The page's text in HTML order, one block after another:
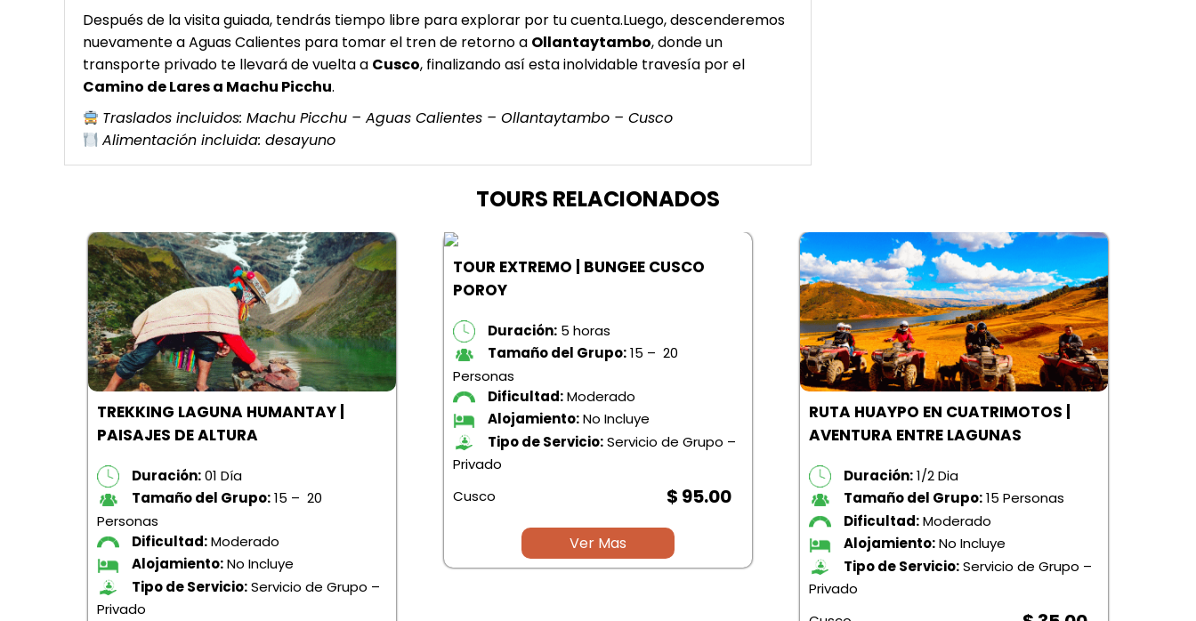
Después de la visita guiada, tendrás tiempo libre para explorar por tu cuenta.Luego, descenderemos
nuevamente a Aguas Calientes para tomar el tren de retorno a Ollantaytambo, donde un
transporte privado te llevará de vuelta a Cusco, finalizando así esta inolvidable travesía por el
Camino de Lares a Machu Picchu.
Traslados incluidos: Machu Picchu – Aguas Calientes – Ollantaytambo – Cusco
Alimentación incluida: desayuno
TOURS RELACIONADOS
TREKKING LAGUNA HUMANTAY |
PAISAJES DE ALTURA
Duración:01 Día
Tamaño del Grupo:15 – 20
Personas
Dificultad:Moderado
Alojamiento:No Incluye
Tipo de Servicio:Servicio de Grupo –
Privado
TOUR EXTREMO | BUNGEE CUSCO
POROY
Duración: 5 horas
Tamaño del Grupo:15 – 20
Personas
Dificultad:Moderado
Alojamiento:No Incluye
Tipo de Servicio:Servicio de Grupo –
Privado
Cusco
$ 95.00
Ver Mas
RUTA HUAYPO EN CUATRIMOTOS |
AVENTURA ENTRE LAGUNAS
Duración:1/2 Dia
Tamaño del Grupo:15 Personas
Dificultad:Moderado
Alojamiento:No Incluye
Tipo de Servicio:Servicio de Grupo –
Privado